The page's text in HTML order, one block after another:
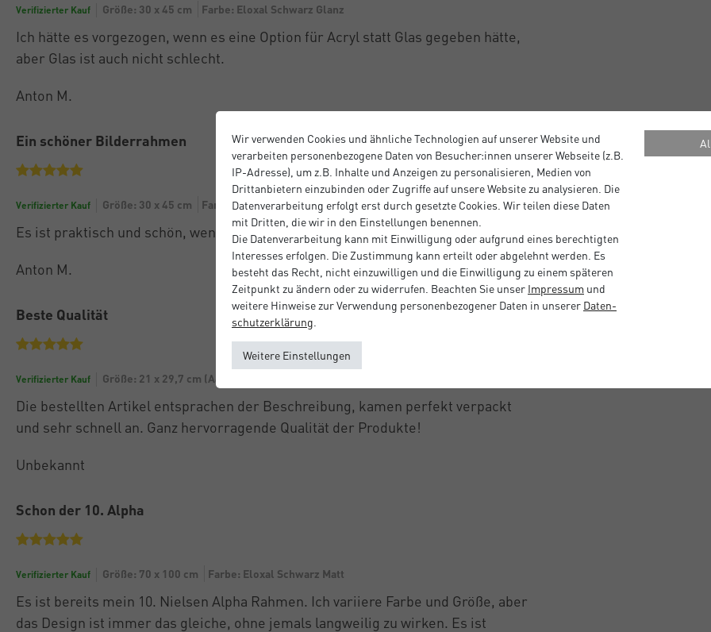
Verifizierter Kauf Größe: 30 x 45 cm Farbe: Eloxal Schwarz Glanz
Ich hätte es vorgezogen, wenn es eine Option für Acryl statt Glas gegeben hätte,
aber Glas ist auch nicht schlecht.
Anton M.
Ein schöner Bilderrahmen
Verifizierter Kauf Größe: 30 x 45 cm Farbe: Eloxal Schwarz Glanz
Es ist praktisch und schön, wenn auch etwas teuer.
Anton M.
Beste Qualität
Verifizierter Kauf Größe: 21 x 29,7 cm (A4)
Die bestellten Artikel entsprachen der Beschreibung, kamen perfekt verpackt
und sehr schnell an. Ganz hervorragende Qualität der Produkte!
Unbekannt
Schon der 10. Alpha
Verifizierter Kauf Größe: 70 x 100 cm Farbe: Eloxal Schwarz Matt
Es ist bereits mein 10. Nielsen Alpha Rahmen. Ich variiere Farbe und Größe, aber
das Design ist immer das gleiche, ohne jemals langweilig zu wirken. Es ist
Wir verwenden Cookies und ähnliche Technologien auf unserer Website und
verarbeiten personenbezogene Daten von Besucher:innen unserer Webseite (z.B.
IP-Adresse), um z.B. Inhalte und Anzeigen zu personalisieren, Medien von
Drittanbietern einzubinden oder Zugriffe auf unsere Website zu analysieren. Die
Datenverarbeitung erfolgt erst durch gesetzte Cookies. Wir teilen diese Daten
mit Dritten, die wir in den Einstellungen benennen.
Die Datenverarbeitung kann mit Einwilligung oder aufgrund eines berechtigten
Interesses erfolgen. Die Zustimmung kann erteilt oder abgelehnt werden. Es
besteht das Recht, nicht einzuwilligen und die Einwilligung zu einem späteren
Zeitpunkt zu ändern oder zu widerrufen. Beachten Sie unser Impressum und
weitere Hinweise zur Verwendung personenbezogener Daten in unserer Daten­
schutz­erklärung
Weitere Einstellungen